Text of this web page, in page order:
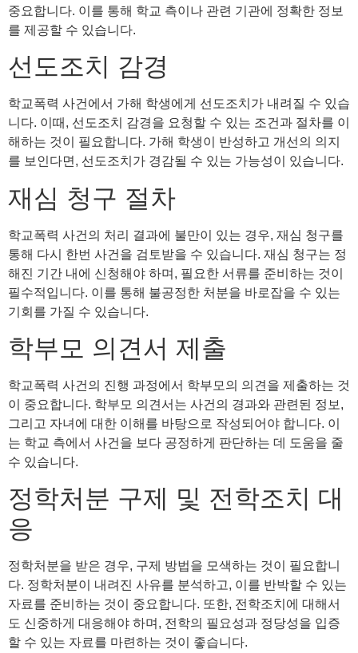
중요합니다. 이를 통해 학교 측이나 관련 기관에 정확한 정보
를 제공할 수 있습니다.
선도조치 감경
학교폭력 사건에서 가해 학생에게 선도조치가 내려질 수 있습
니다. 이때, 선도조치 감경을 요청할 수 있는 조건과 절차를 이
해하는 것이 필요합니다. 가해 학생이 반성하고 개선의 의지
를 보인다면, 선도조치가 경감될 수 있는 가능성이 있습니다.
재심 청구 절차
학교폭력 사건의 처리 결과에 불만이 있는 경우, 재심 청구를
통해 다시 한번 사건을 검토받을 수 있습니다. 재심 청구는 정
해진 기간 내에 신청해야 하며, 필요한 서류를 준비하는 것이
필수적입니다. 이를 통해 불공정한 처분을 바로잡을 수 있는
기회를 가질 수 있습니다.
학부모 의견서 제출
학교폭력 사건의 진행 과정에서 학부모의 의견을 제출하는 것
이 중요합니다. 학부모 의견서는 사건의 경과와 관련된 정보,
그리고 자녀에 대한 이해를 바탕으로 작성되어야 합니다. 이
는 학교 측에서 사건을 보다 공정하게 판단하는 데 도움을 줄
수 있습니다.
정학처분 구제 및 전학조치 대
응
정학처분을 받은 경우, 구제 방법을 모색하는 것이 필요합니
다. 정학처분이 내려진 사유를 분석하고, 이를 반박할 수 있는
자료를 준비하는 것이 중요합니다. 또한, 전학조치에 대해서
도 신중하게 대응해야 하며, 전학의 필요성과 정당성을 입증
할 수 있는 자료를 마련하는 것이 좋습니다.